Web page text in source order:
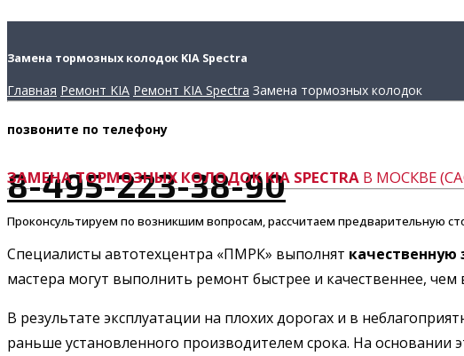
Замена тормозных колодок KIA Spectra
Главная Ремонт KIA Ремонт KIA Spectra Замена тормозных колодок
позвоните по телефону
8-495-223-38-90
Проконсультируем по возникшим вопросам, рассчитаем предварительную
ЗАМЕНА ТОРМОЗНЫХ КОЛОДОК KIA SPECTRA В МОСКВЕ
Специалисты автотехцентра «ПМРК» выполнят качественную
мастера могут выполнить ремонт быстрее и качественнее, чем
В результате эксплуатации на плохих дорогах и в
раньше установленного производителем срока. На основании